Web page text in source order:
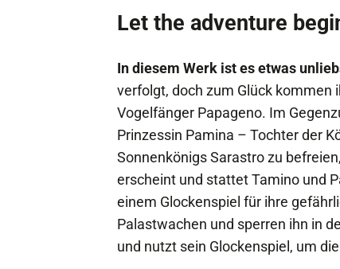
Let the adventure
In diesem Werk ist es etwas
verfolgt, doch zum Glück kommen
Vogelfänger Papageno. Im
Prinzessin Pamina – Tochter der
Sonnenkönigs Sarastro zu
erscheint und stattet Tamino und
einem Glockenspiel für ihre
Palastwachen und sperren ihn in
und nutzt sein Glockenspiel, um